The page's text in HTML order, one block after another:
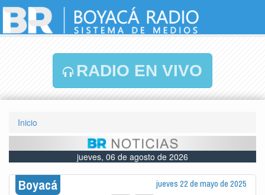
RADIO EN VIVO
Inicio
jueves, 06 de agosto de 2026
Boyacá jueves 22 de mayo de 2025